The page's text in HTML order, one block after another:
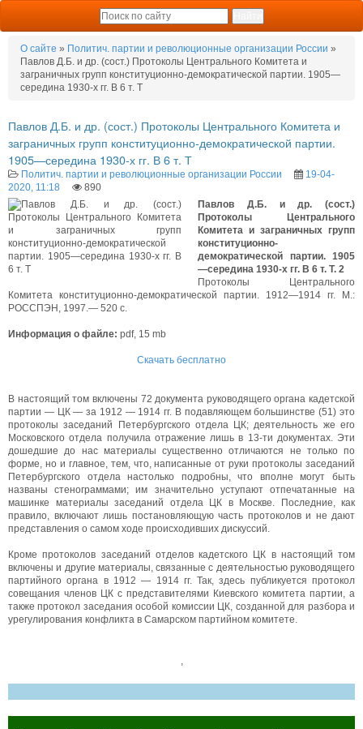
О сайте » Политич. партии и революционные организации Роcсии »
Павлов Д.Б. и др. (сост.) Протоколы Центрального Комитета и
заграничных групп конституционно-демократической партии. 1905—
середина 1930-х гг. В 6 т. Т
Павлов Д.Б. и др. (сост.) Протоколы Центрального Комитета и
заграничных групп конституционно-демократической партии.
1905—середина 1930-х гг. В 6 т. Т
Политич. партии и революционные организации Роcсии
19-04-
2020, 11:18
890
Павлов Д.Б. и др. (сост.)
Протоколы Центрального
Комитета и заграничных групп
конституционно-
демократической партии. 1905
—середина 1930-х гг. В 6 т. Т. 2
Протоколы Центрального
Комитета конституционно-демократической партии. 1912—1914 гг. М.:
РОССПЭН, 1997.— 520 с.
Информация о файле: pdf, 15 mb
Скачать бесплатно
В настоящий том включены 72 документа руководящего органа кадетской
партии — ЦК — за 1912 — 1914 гг. В подавляющем большинстве (51) это
протоколы заседаний Петербургского отдела ЦК; деятельность же его
Московского отдела получила отражение лишь в 13-ти документах. Эти
дошедшие до нас материалы существенно отличаются не только по
форме, но и главное, тем, что, написанные от руки протоколы заседаний
Петербургского отдела настолько подробны, что вполне могут быть
названы стенограммами; им значительно уступают отпечатанные на
машинке материалы заседаний отдела ЦК в Москве. Последние, как
правило, включают лишь постановляющую часть протоколов и не дают
представления о самом ходе происходивших дискуссий.
Кроме протоколов заседаний отделов кадетского ЦК в настоящий том
включены и другие материалы, связанные с деятельностью руководящего
партийного органа в 1912 — 1914 гг. Так, здесь публикуется протокол
совещания членов ЦК с представителями Киевского комитета партии, а
также протокол заседания особой комиссии ЦК, созданной для разбора и
урегулирования конфликта в Самарском партийном комитете.
,